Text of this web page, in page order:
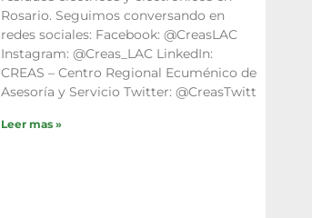
Rosario. Seguimos conversando en
redes sociales: Facebook: @CreasLAC
Instagram: @Creas_LAC LinkedIn:
CREAS – Centro Regional Ecuménico de
Asesoría y Servicio Twitter: @CreasTwitt
Leer mas »